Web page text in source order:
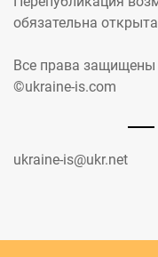
обязательна
Все права защищены
©ukraine-is.com
ukraine-is@ukr.net